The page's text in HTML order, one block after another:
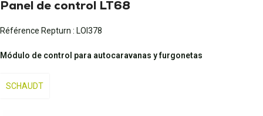
Panel de control LT68
Référence Repturn : LOI378
Módulo de control para autocaravanas y furgonetas
SCHAUDT